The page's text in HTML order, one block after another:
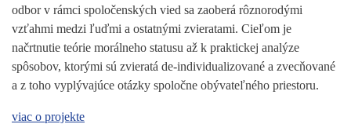
odbor v rámci spoločenských vied sa zaoberá rôznorodými
vzťahmi medzi ľuďmi a ostatnými zvieratami. Cieľom je
načrtnutie teórie morálneho statusu až k praktickej analýze
spôsobov, ktorými sú zvieratá de-individualizované a zvecňované
a z toho vyplývajúce otázky spoločne obývateľného priestoru.
viac o projekte